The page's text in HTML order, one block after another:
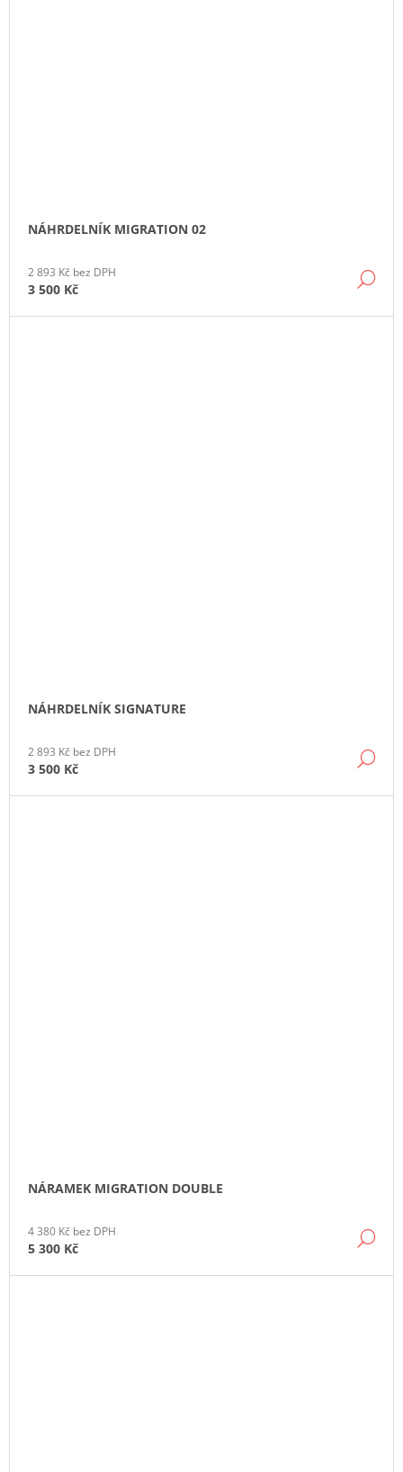
NÁHRDELNÍK MIGRATION 02
2 893 Kč bez DPH
3 500 Kč
NÁHRDELNÍK SIGNATURE
2 893 Kč bez DPH
3 500 Kč
NÁRAMEK MIGRATION DOUBLE
4 380 Kč bez DPH
5 300 Kč